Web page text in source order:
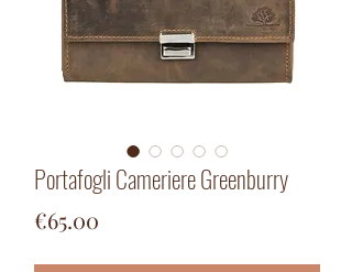
Portafogli Cameriere Greenburry
€65.00